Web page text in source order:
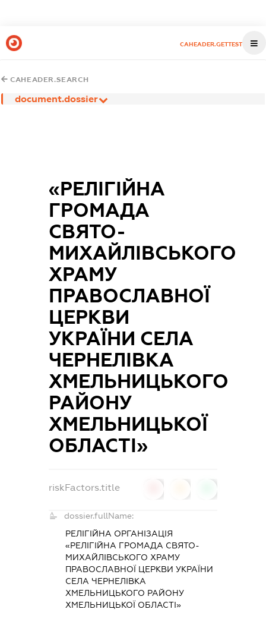
CAHEADER.GETTEST
CAHEADER.SEARCH
document.dossier
«РЕЛІГІЙНА
ГРОМАДА
СВЯТО-
МИХАЙЛІВСЬКОГО
ХРАМУ
ПРАВОСЛАВНОЇ
ЦЕРКВИ
УКРАЇНИ СЕЛА
ЧЕРНЕЛІВКА
ХМЕЛЬНИЦЬКОГО
РАЙОНУ
ХМЕЛЬНИЦЬКОЇ
ОБЛАСТІ»
riskFactors.title
dossier.fullName:
РЕЛІГІЙНА ОРГАНІЗАЦІЯ
«РЕЛІГІЙНА ГРОМАДА СВЯТО-
МИХАЙЛІВСЬКОГО ХРАМУ
ПРАВОСЛАВНОЇ ЦЕРКВИ УКРАЇНИ
СЕЛА ЧЕРНЕЛІВКА
ХМЕЛЬНИЦЬКОГО РАЙОНУ
ХМЕЛЬНИЦЬКОЇ ОБЛАСТІ»